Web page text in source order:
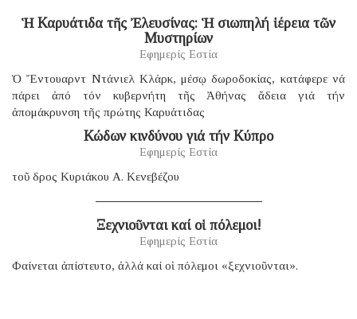
Ἡ Καρυάτιδα τῆς Ἐλευσίνας: Ἡ σιωπηλή ἱέρεια τῶν
Μυστηρίων
Εφημερίς Εστία
Ὁ Ἔντουαρντ Ντάνιελ Κλάρκ, μέσῳ δωροδοκίας, κατάφερε νά
πάρει ἀπό τόν κυβερνήτη τῆς Ἀθήνας ἄδεια γιά τήν
ἀπομάκρυνση τῆς πρώτης Καρυάτιδας
Κώδων κινδύνου γιά τήν Κύπρο
Εφημερίς Εστία
τοῦ δρος Κυριάκου Α. Κενεβέζου
Ξεχνιοῦνται καί οἱ πόλεμοι!
Εφημερίς Εστία
Φαίνεται ἀπίστευτο, ἀλλά καί οἱ πόλεμοι «ξεχνιοῦνται».